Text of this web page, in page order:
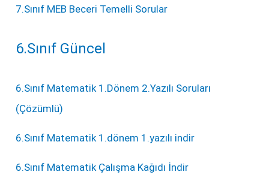
7.Sınıf MEB Beceri Temelli Sorular
6.Sınıf Güncel
6.Sınıf Matematik 1.Dönem 2.Yazılı Soruları
(Çözümlü)
6.Sınıf Matematik 1.dönem 1.yazılı indir
6.Sınıf Matematik Çalışma Kağıdı İndir